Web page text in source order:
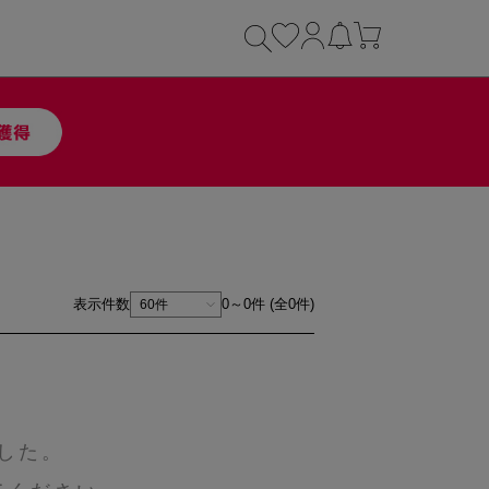
表示件数 0～0件 (全0件)
た。